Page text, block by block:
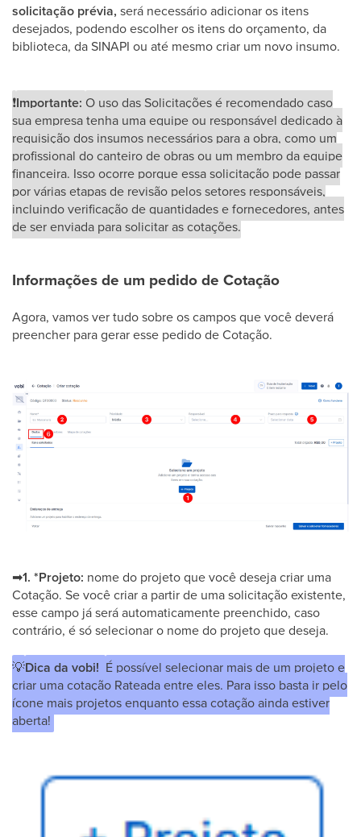
solicitação prévia, será necessário adicionar os itens
desejados, podendo escolher os itens do orçamento, da
biblioteca, da SINAPI ou até mesmo criar um novo insumo.
❗Importante: O uso das Solicitações é recomendado caso
sua empresa tenha uma equipe ou responsável dedicado à
requisição dos insumos necessários para a obra, como um
profissional do canteiro de obras ou um membro da equipe
financeira. Isso ocorre porque essa solicitação pode passar
por várias etapas de revisão pelos setores responsáveis,
incluindo verificação de quantidades e fornecedores, antes
de ser enviada para solicitar as cotações.
Informações de um pedido de Cotação
Agora, vamos ver tudo sobre os campos que você deverá
preencher para gerar esse pedido de Cotação.
➡1. *Projeto: nome do projeto que você deseja criar uma
Cotação. Se você criar a partir de uma solicitação existente,
esse campo já será automaticamente preenchido, caso
contrário, é só selecionar o nome do projeto que deseja.
💡Dica da vobi! É possível selecionar mais de um projeto e
criar uma cotação Rateada entre eles. Para isso basta ir pelo
ícone mais projetos enquanto essa cotação ainda estiver
aberta!